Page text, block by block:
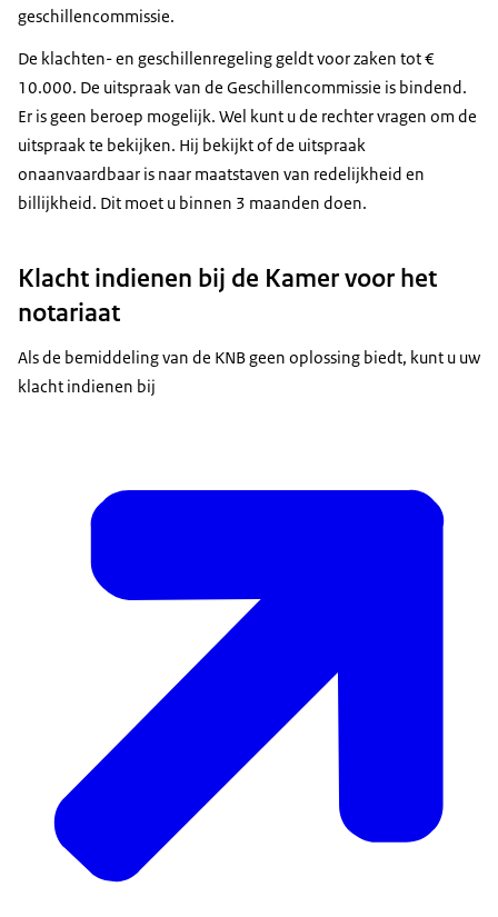
geschillencommissie.
De klachten- en geschillenregeling geldt voor zaken tot €
10.000. De uitspraak van de Geschillencommissie is bindend.
Er is geen beroep mogelijk. Wel kunt u de rechter vragen om de
uitspraak te bekijken. Hij bekijkt of de uitspraak
onaanvaardbaar is naar maatstaven van redelijkheid en
billijkheid. Dit moet u binnen 3 maanden doen.
Klacht indienen bij de Kamer voor het
notariaat
Als de bemiddeling van de KNB geen oplossing biedt, kunt u uw
klacht indienen bij